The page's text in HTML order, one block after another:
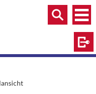
Menü
Suche